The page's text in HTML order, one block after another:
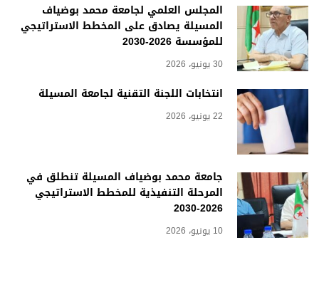
المجلس العلمي لجامعة محمد بوضياف
المسيلة يصادق على المخطط الاستراتيجي
للمؤسسة 2026-2030
30 يونيو، 2026
انتخابات اللجنة التقنية لجامعة المسيلة
22 يونيو، 2026
جامعة محمد بوضياف المسيلة تنطلق في
المرحلة التنفيذية للمخطط الاستراتيجي
2026-2030
10 يونيو، 2026